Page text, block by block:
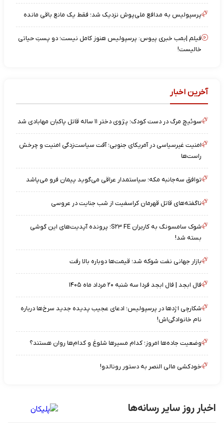
پرسپولیس به مدافع ملی‌پوش نزدیک شد؛ فقط یک مانع باقی مانده
فیلم |بمب خبری پیوس: پرسپولیس هنوز کامل نیست؛ دو پستِ حیاتی
خالیست!
آخرین اخبار
سوئیچ مرگ در دست کودک؛ پژوی دختر ۱۱ ساله قاتل پاکبان مهابادی شد
امنیت غیرسیاسی در آمریکای جنوبی؛ آفت سیاست‌زدگی امنیت و چرخش
راست‌ها
توافق سه‌جانبه مکه؛ سیاستمدار عراقی می‌گوید پیمان فرو می‌پاشد
ناگفته‌های قاتل قهرمان کراسفیت از شب جنایت در عروسی
شوک سامسونگ به کاربران S۲۳ FE؛ پرونده آپدیت‌های این گوشی
بسته شد!
بازار جهانی نفت شوکه شد؛ قیمت‌ها دوباره بالا رفت
فال ابجد | فال ابجد فردا سه شنبه ۲۰ مرداد ماه ۱۴۰۵
شکارچی اژدها در پرسپولیس؛ ادعای عجیب پدیده جدید سرخ‌ها درباره
نام خانوادگی‌اش!
وضعیت جاده‌ها امروز؛ کدام مسیرها شلوغ و کدام‌ها روان هستند؟
خودکشی مالی النصر به دستور رونالدو!